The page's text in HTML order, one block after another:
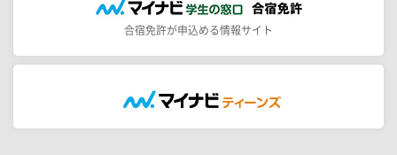
合宿免許が申込める情報サイト